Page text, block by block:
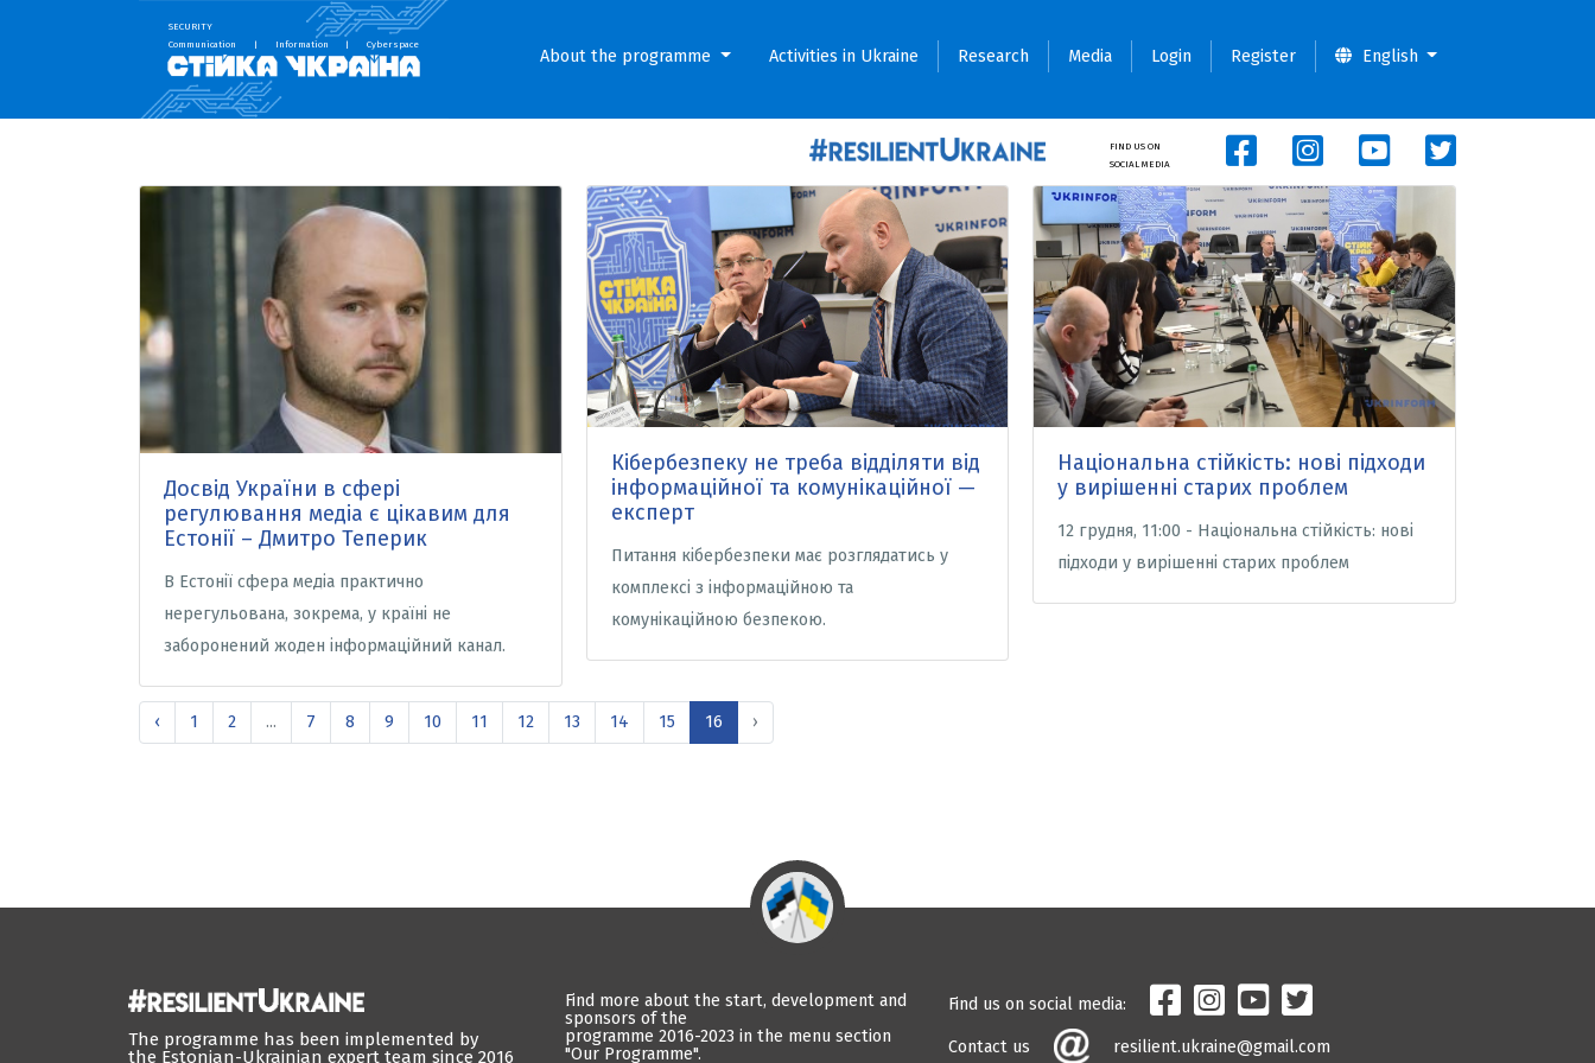
SECURITY
Communication
| Information | Cyberspace
About the programme Activities in Ukraine Research Media Login Register English
FIND US ON
SOCIAL MEDIA
Досвід України в сфері
регулювання медіа є цікавим для
Естонії – Дмитро Теперик
В Естонії сфера медіа практично
нерегульована, зокрема, у країні не
заборонений жоден інформаційний канал.
Кібербезпеку не треба відділяти від
інформаційної та комунікаційної —
експерт
Питання кібербезпеки має розглядатись у
комплексі з інформаційною та
комунікаційною безпекою.
Національна стійкість: нові підходи
у вирішенні старих проблем
12 грудня, 11:00 - Національна стійкість: нові
підходи у вирішенні старих проблем
‹ 1 2 ... 7 8 9 10 11 12 13 14 15 16 ›
The programme has been implemented by
the Estonian-Ukrainian expert team since 2016
Find more about the start, development and
sponsors of the
programme 2016-2023 in the menu section
"Our Programme".
Find us on social media:
Contact us resilient.ukraine@gmail.com